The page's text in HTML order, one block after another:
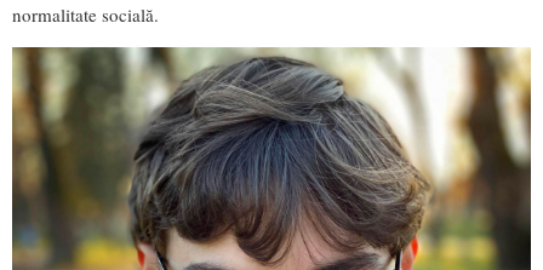
normalitate socială.